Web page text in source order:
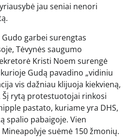
jau seniai nenori
garbei surengtas
Tėvynės saugumo
Kristi Noem surengė
Gudą pavadino „vidiniu
vis dažniau klijuoja kiekvieną,
Šį rytą protestuotojai rinkosi
pastato, kuriame yra DHS,
spalio pabaigoje. Vien
suėmė 150 žmonių.